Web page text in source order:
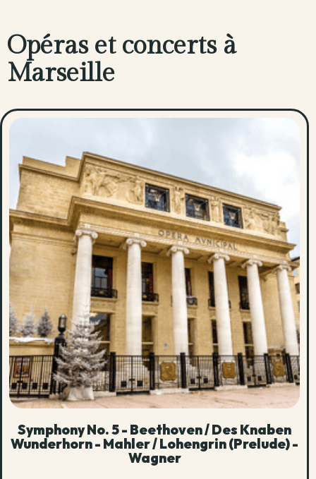
Opéras et concerts à
Marseille
Symphony No. 5 - Beethoven / Des Knaben
Wunderhorn - Mahler / Lohengrin (Prelude) -
Wagner